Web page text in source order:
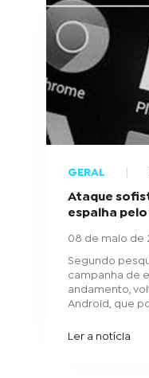
GERAL
Ataque
espalha
08 de maio de
Segundo
campanha de
andamento,
Android, que
Ler a notícia